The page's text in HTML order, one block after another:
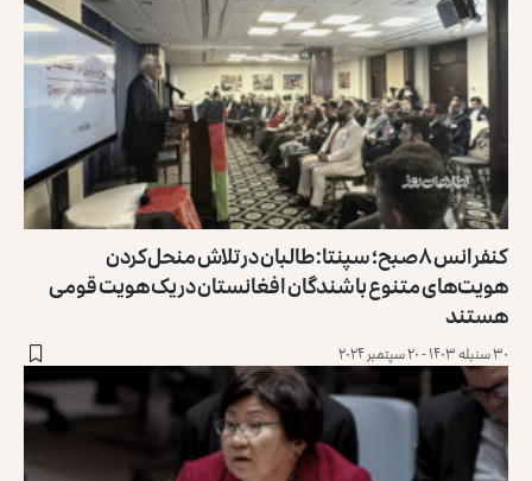
کنفرانس ۸صبح؛ سپنتا: طالبان در تلاش منحل‌کردن
هویت‌های متنوع باشندگان افغانستان در یک هویت قومی
هستند
۳۰ سنبله ۱۴۰۳ - ۲۰ سپتمبر ۲۰۲۴